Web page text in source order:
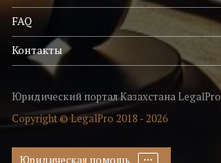
FAQ
Контакты
Юридический портал Казахстана LegalPro
Copyright © LegalPro 2018 - 2026
Юридическая помощь